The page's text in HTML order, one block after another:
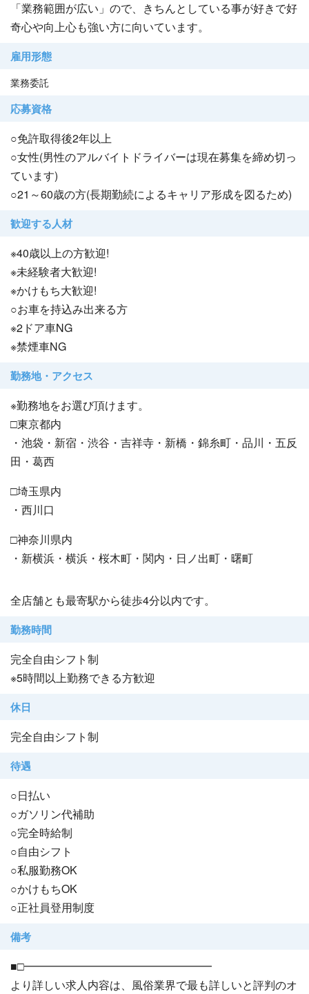
「業務範囲が広い」ので、きちんとしている事が好きで好
奇心や向上心も強い方に向いています。
雇用形態
業務委託
応募資格
○免許取得後2年以上
○女性(男性のアルバイトドライバーは現在募集を締め切っ
ています)
○21～60歳の方(長期勤続によるキャリア形成を図るため)
歓迎する人材
※40歳以上の方歓迎!
※未経験者大歓迎!
※かけもち大歓迎!
○お車を持込み出来る方
※2ドア車NG
※禁煙車NG
勤務地・アクセス
※勤務地をお選び頂けます。
□東京都内
・池袋・新宿・渋谷・吉祥寺・新橋・錦糸町・品川・五反
田・葛西
□埼玉県内
・西川口
□神奈川県内
・新横浜・横浜・桜木町・関内・日ノ出町・曙町
全店舗とも最寄駅から徒歩4分以内です。
勤務時間
完全自由シフト制
※5時間以上勤務できる方歓迎
休日
完全自由シフト制
待遇
○日払い
○ガソリン代補助
○完全時給制
○自由シフト
○私服勤務OK
○かけもちOK
○正社員登用制度
備考
■□━━━━━━━━━━━━━━━━━
より詳しい求人内容は、風俗業界で最も詳しいと評判のオ